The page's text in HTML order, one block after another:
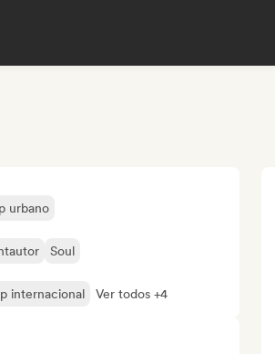
urbano
Soul
internacional Ver todos +4